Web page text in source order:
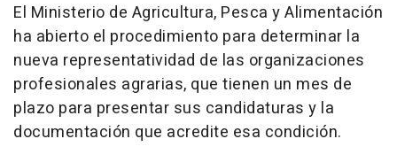
El Ministerio de Agricultura, Pesca y Alimentación
ha abierto el procedimiento para determinar la
nueva representatividad de las organizaciones
profesionales agrarias, que tienen un mes de
plazo para presentar sus candidaturas y la
documentación que acredite esa condición.